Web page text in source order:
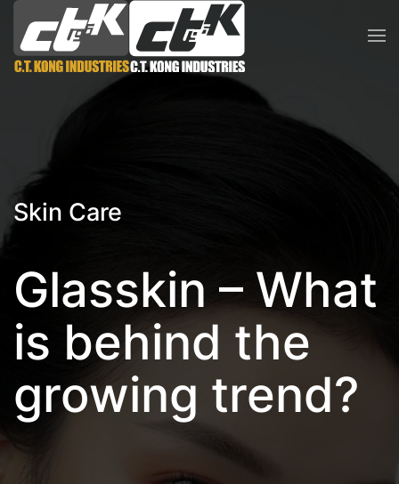
Skip to main content
Skin Care
Glasskin – What
is behind the
growing trend?